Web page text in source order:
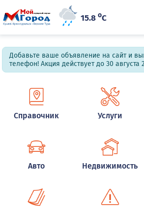
15.8oC
Добавьте ваше объявление на сайт и
телефон! Акция действует до 30 августа
Справочник Услуги
Авто Недвижимость